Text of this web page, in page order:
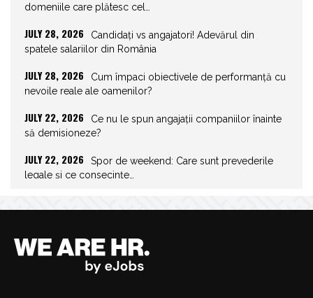
domeniile care plătesc cel…
JULY 28, 2026
Candidați vs angajatori! Adevărul din
spatele salariilor din România
JULY 28, 2026
Cum împaci obiectivele de performanță cu
nevoile reale ale oamenilor?
JULY 22, 2026
Ce nu le spun angajații companiilor înainte
să demisioneze?
JULY 22, 2026
Spor de weekend: Care sunt prevederile
legale și ce consecințe…
JULY 20, 2026
Joburile scad, aplicările explodează!
Record istoric pe piața muncii